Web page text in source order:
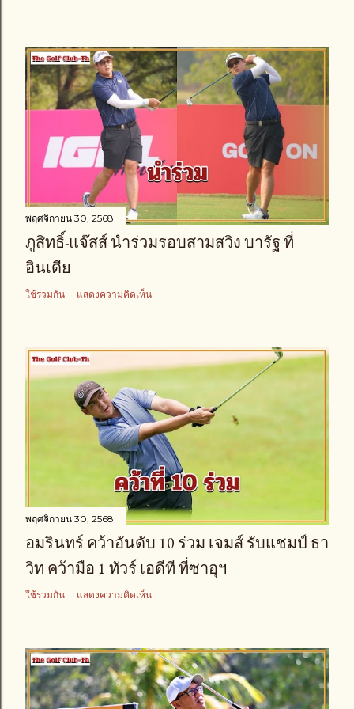
พฤศจิกายน 30, 2568
ภูสิทธิ์-แจ๊สส์ นำร่วมรอบสามสวิง บารัฐ ที่
อินเดีย
ใช้ร่วมกัน แสดงความคิดเห็น
พฤศจิกายน 30, 2568
อมรินทร์ คว้าอันดับ 10 ร่วม เจมส์ รับแชมป์ ธา
วิท คว้ามือ 1 ทัวร์ เอดีที ที่ซาอุฯ
ใช้ร่วมกัน แสดงความคิดเห็น